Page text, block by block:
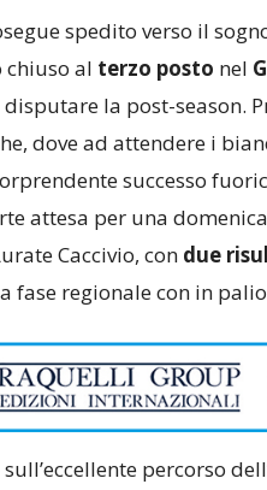
spedito verso il
al terzo posto nel
la post-season.
dove ad attendere i
successo
attesa per una
Caccivio, con due
fase regionale con in
percorso